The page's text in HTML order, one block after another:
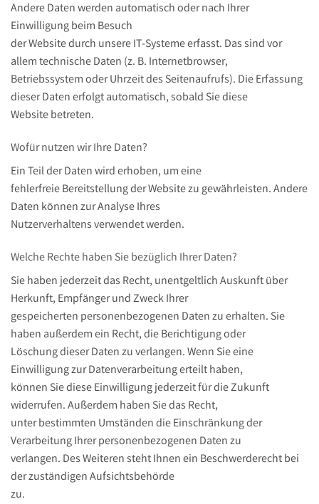
Andere Daten werden automatisch oder nach Ihrer
Einwilligung beim Besuch
der Website durch unsere IT-Systeme erfasst. Das sind vor
allem technische Daten (z. B. Internetbrowser,
Betriebssystem oder Uhrzeit des Seitenaufrufs). Die Erfassung
dieser Daten erfolgt automatisch, sobald Sie diese
Website betreten.
Wofür nutzen wir Ihre Daten?
Ein Teil der Daten wird erhoben, um eine
fehlerfreie Bereitstellung der Website zu gewährleisten. Andere
Daten können zur Analyse Ihres
Nutzerverhaltens verwendet werden.
Welche Rechte haben Sie bezüglich Ihrer Daten?
Sie haben jederzeit das Recht, unentgeltlich Auskunft über
Herkunft, Empfänger und Zweck Ihrer
gespeicherten personenbezogenen Daten zu erhalten. Sie
haben außerdem ein Recht, die Berichtigung oder
Löschung dieser Daten zu verlangen. Wenn Sie eine
Einwilligung zur Datenverarbeitung erteilt haben,
können Sie diese Einwilligung jederzeit für die Zukunft
widerrufen. Außerdem haben Sie das Recht,
unter bestimmten Umständen die Einschränkung der
Verarbeitung Ihrer personenbezogenen Daten zu
verlangen. Des Weiteren steht Ihnen ein Beschwerderecht bei
der zuständigen Aufsichtsbehörde
zu.